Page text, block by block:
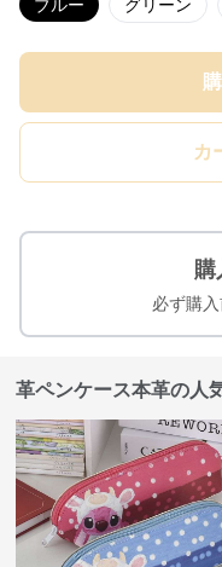
ブルー グリーン
カ
購
必ず購入
革ペンケース本革の人